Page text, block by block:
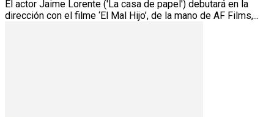
El actor Jaime Lorente ('La casa de papel') debutará en la
dirección con el filme ‘El Mal Hijo’, de la mano de AF Films,...